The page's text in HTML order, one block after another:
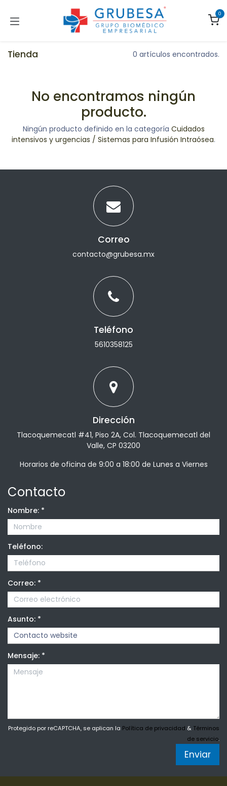
0
Tienda 0 artículos encontrados.
No encontramos ningún
producto.
Ningún producto definido en la categoría Cuidados
intensivos y urgencias / Sistemas para Infusión Intraósea.
Correo
contacto@grubesa.mx
Teléfono
5610358125
Dirección
Tlacoquemecatl #41, Piso 2A, Col. Tlacoquemecatl del
Valle, CP 03200
Horarios de oficina de 9:00 a 18:00 de Lunes a Viernes
Contacto
Nombre: *
Teléfono:
Correo: *
Asunto: *
Mensaje: *
Protegido por reCAPTCHA, se aplican la Política de privacidad & Términos
de servicio.
Enviar